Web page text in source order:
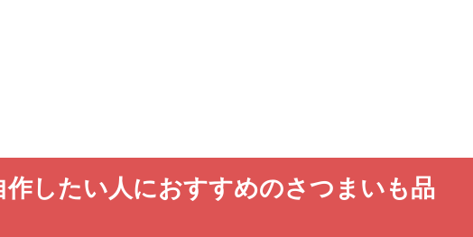
作したい人におすすめのさつまいも品